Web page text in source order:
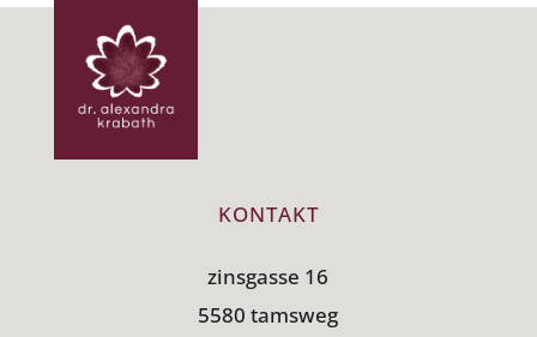
KONTAKT
zinsgasse 16
5580 tamsweg